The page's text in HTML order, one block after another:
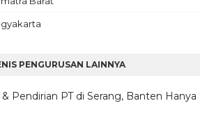
PENGURUSAN LAINNYA
Pendirian PT di Serang, Banten Hanya